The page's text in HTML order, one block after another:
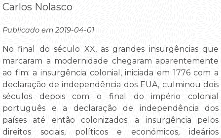
Carlos Nolasco
Publicado em 2019-04-01
No final do século XX, as grandes insurgências que
marcaram a modernidade chegaram aparentemente
ao fim: a insurgência colonial, iniciada em 1776 com a
declaração de independência dos EUA, culminou dois
séculos depois com o final do império colonial
português e a declaração de independência dos
países até então colonizados; a insurgência pelos
direitos sociais, políticos e económicos, ideários